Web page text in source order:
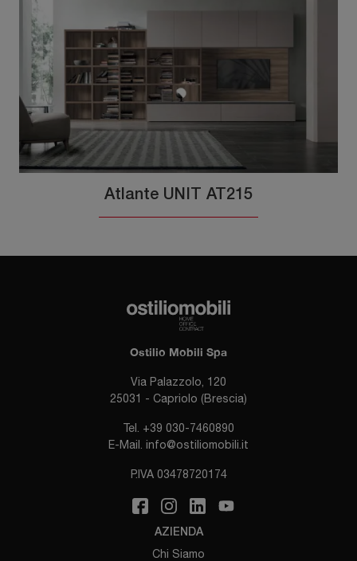
Atlante UNIT AT215
Ostilio Mobili Spa
Via Palazzolo, 120
25031 - Capriolo (Brescia)
Tel. +39 030-7460890
E-Mail. info@ostiliomobili.it
P.IVA 03478720174
AZIENDA
Chi Siamo